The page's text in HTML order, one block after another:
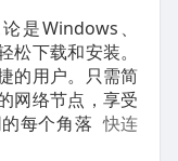
是Windows、
下载和安装。
的用户。只需简
网络节点，享受
的每个角落快连